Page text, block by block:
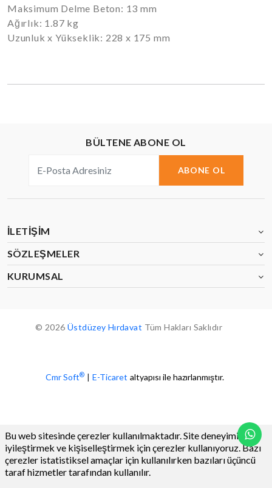
Maksimum Delme Beton: 13 mm
Ağırlık: 1.87 kg
Uzunluk x Yükseklik: 228 x 175 mm
BÜLTENE ABONE OL
ABONE OL
İLETIŞIM
SÖZLEŞMELER
KURUMSAL
© 2026 Üstdüzey Hırdavat Tüm Hakları Saklıdır
Cmr Soft® | E-Ticaret altyapısı ile hazırlanmıştır.
Bu web sitesinde çerezler kullanılmaktadır. Site deneyiminizi
iyileştirmek ve kişiselleştirmek için çerezler kullanıyoruz. Bazı
çerezler istatistiksel amaçlar için kullanılırken bazıları üçüncü
taraf hizmetler tarafından kullanılır.